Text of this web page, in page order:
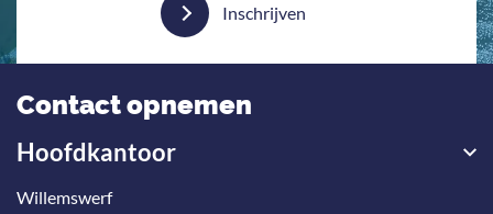
Inschrijven
Contact opnemen
Hoofdkantoor
Willemswerf